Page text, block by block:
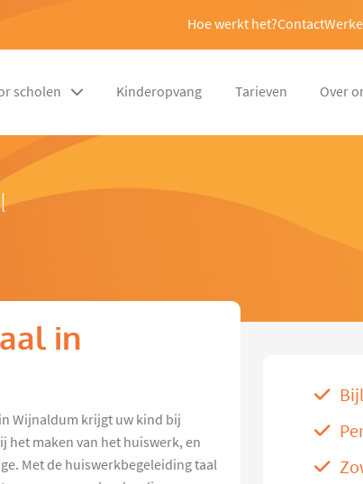
Hoe werkt het?Contact
scholen Kinderopvang Tarieven Over
in
Wijnaldum krijgt uw kind bij
het maken van het huiswerk, en
Met de huiswerkbegeleiding taal